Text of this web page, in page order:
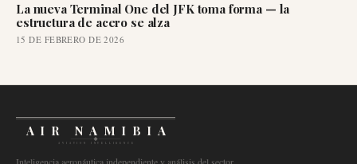
La nueva Terminal One del JFK toma forma — la
estructura de acero se alza
15 DE FEBRERO DE 2026
AIR NAMIBIA
AVIATION INTELLIGENCE